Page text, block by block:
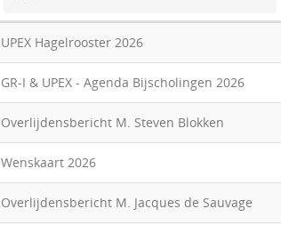
UPEX Hagelrooster 2026
GR-I & UPEX - Agenda Bijscholingen 2026
Overlijdensbericht M. Steven Blokken
Wenskaart 2026
Overlijdensbericht M. Jacques de Sauvage